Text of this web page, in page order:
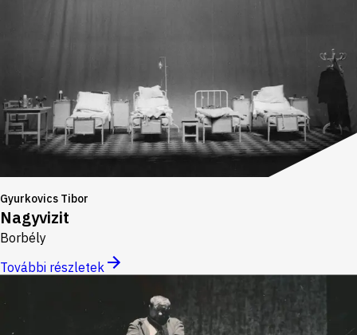
Gyurkovics Tibor
Nagyvizit
Borbély
További részletek